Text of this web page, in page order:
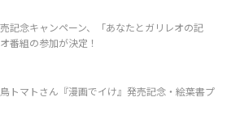
記念キャンペーン、「あなたとガリレオの記
番組の参加が決定！
トマトさん『漫画でイけ』発売記念・絵葉書プ